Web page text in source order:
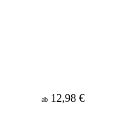
ab 12,98 €